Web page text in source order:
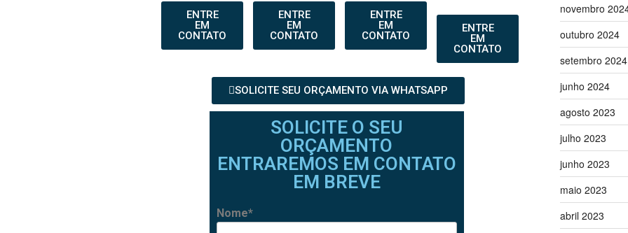
ENTRE
EM
CONTATO
ENTRE
EM
CONTATO
ENTRE
EM
CONTATO
ENTRE
EM
CONTATO
SOLICITE SEU ORÇAMENTO VIA WHATSAPP
SOLICITE O SEU
ORÇAMENTO
ENTRAREMOS EM CONTATO
EM BREVE
Nome*
novembro
outubro 2024
setembro 2024
junho 2024
agosto 2023
julho 2023
junho 2023
maio 2023
abril 2023